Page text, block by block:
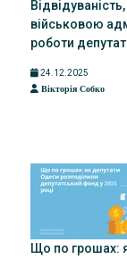
військовою
роботи
24.12.2025
Вікторія Собко
Що по грошах: